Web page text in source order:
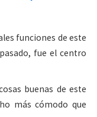
funciones de este
fue el centro
buenas de este
más cómodo que